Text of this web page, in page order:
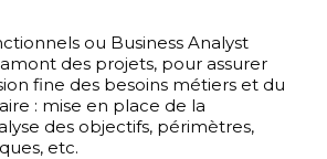
ou Business Analyst
des projets, pour assurer
fine des besoins métiers et du
: mise en place de la
des objectifs, périmètres,
etc.